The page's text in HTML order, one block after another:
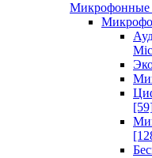
Микрофонные